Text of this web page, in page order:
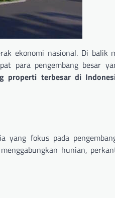
ekonomi nasional. Di balik
para pengembang besar
properti terbesar di
yang fokus pada
hunian,